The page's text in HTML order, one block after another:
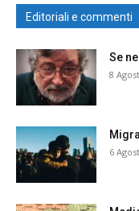
Editoriali e commenti
Se
8
6